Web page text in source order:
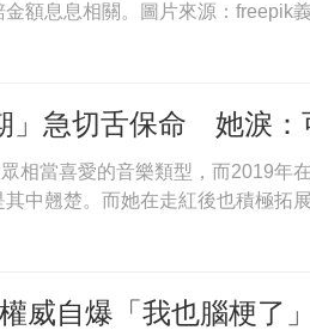
額息息相關。圖片來源：freepik
」急切舌保命 她淚：
相當喜愛的音樂類型，而2019年
中翹楚。而她在走紅後也積極拓
威自爆「我也腦梗